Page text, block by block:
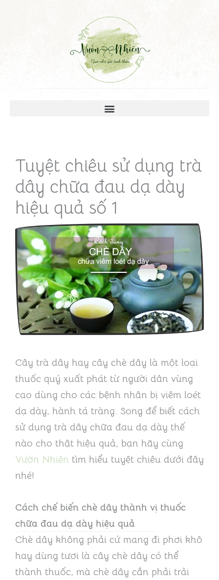
Tuyệt chiêu sử dụng trà
dây chữa đau dạ dày
hiệu quả số 1
Cây trà dây hay cây chè dây là một loại
thuốc quý xuất phát từ người dân vùng
cao dùng cho các bệnh nhân bị viêm loét
dạ dày, hành tá tràng. Song để biết cách
sử dụng trà dây chữa đau dạ dày thế
nào cho thật hiệu quả, bạn hãy cùng
Vườn Nhiên tìm hiểu tuyệt chiêu dưới đây
nhé!
Cách chế biến chè dây thành vị thuốc
chữa đau dạ dày hiệu quả
Chè dây không phải cứ mang đi phơi khô
hay dùng tươi là cây chè dây có thể
thành thuốc, mà chè dây cần phải trải